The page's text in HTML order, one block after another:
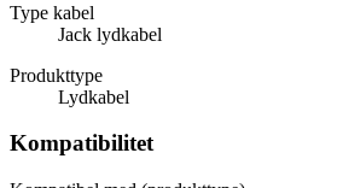
Type kabel
Jack lydkabel
Produkttype
Lydkabel
Kompatibilitet